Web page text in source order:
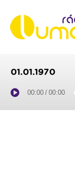
01.01.1970
00:00 / 00:00